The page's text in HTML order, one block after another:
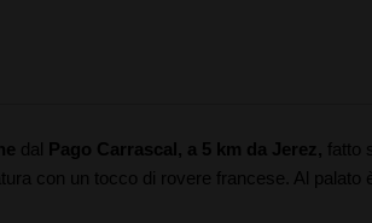
dal Pago Carrascal, a 5 km da Jerez, fatto
con un tocco di rovere francese. Al palato